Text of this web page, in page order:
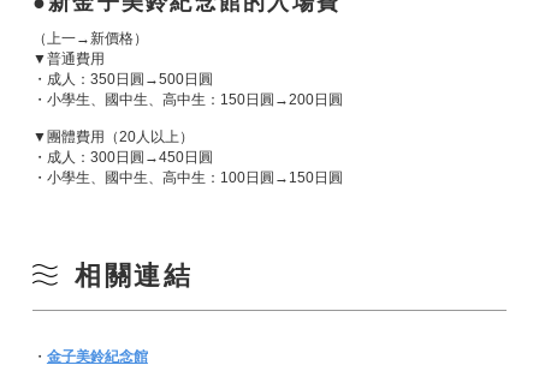
（上一→新價格）
▼普通費用
・成人：350日圓→500日圓
・小學生、國中生、高中生：150日圓→200日圓
▼團體費用（20人以上）
・成人：300日圓→450日圓
・小學生、國中生、高中生：100日圓→150日圓
相關連結
・ 金子美鈴紀念館